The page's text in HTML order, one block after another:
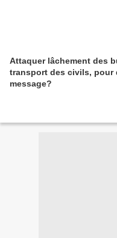
Attaquer lâchement des
transport des civils, pour
message?